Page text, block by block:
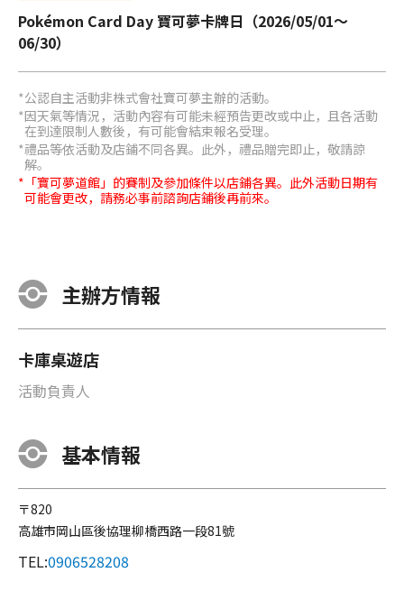
Pokémon Card Day 寶可夢卡牌日（2026/05/01～
06/30）
公認自主活動非株式會社寶可夢主辦的活動。
因天氣等情況，活動內容有可能未經預告更改或中止，且各活動
在到達限制人數後，有可能會結束報名受理。
禮品等依活動及店鋪不同各異。此外，禮品贈完即止，敬請諒
解。
「寶可夢道館」的賽制及參加條件以店鋪各異。此外活動日期有
可能會更改，請務必事前諮詢店鋪後再前來。
主辦方情報
卡庫桌遊店
活動負責人
基本情報
〒820
高雄市岡山區後協理柳橋西路一段81號
TEL:0906528208